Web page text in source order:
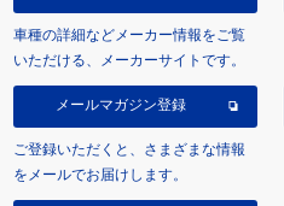
車種の詳細などメーカー情報をご覧
いただける、メーカーサイトです。
メールマガジン登録
ご登録いただくと、さまざまな情報
をメールでお届けします。